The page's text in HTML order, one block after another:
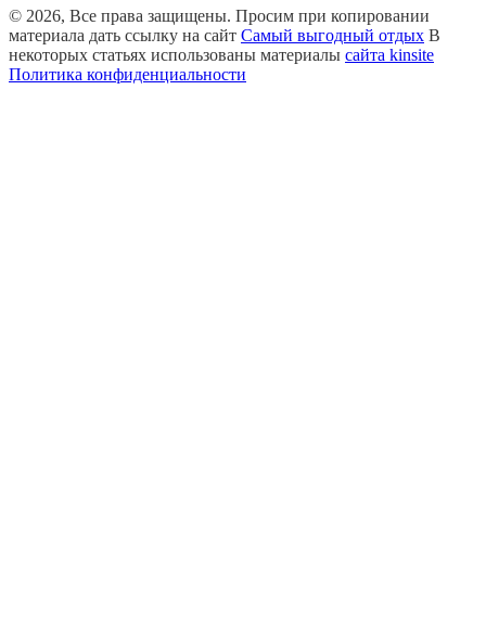
© 2026, Все права защищены. Просим при копировании
материала дать ссылку на сайт Самый выгодный отдых В
некоторых статьях использованы материалы сайта kinsite
Политика конфиденциальности